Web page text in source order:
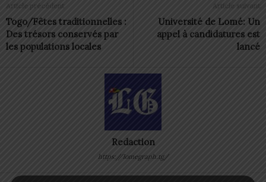
Article précédent
Togo/Fêtes traditionnelles :
Des trésors conservés par
les populations locales
Article suivant
Université de Lomé: Un
appel à candidatures est
lancé
Redaction
https://lomegraph.tg/